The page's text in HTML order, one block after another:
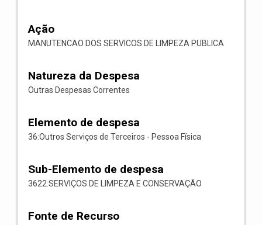
Ação
MANUTENCAO DOS SERVICOS DE LIMPEZA PUBLICA
Natureza da Despesa
Outras Despesas Correntes
Elemento de despesa
36:Outros Serviços de Terceiros - Pessoa Física
Sub-Elemento de despesa
3622:SERVIÇOS DE LIMPEZA E CONSERVAÇÃO
Fonte de Recurso